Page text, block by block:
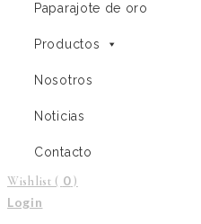
Paparajote de oro
Productos
Nosotros
Noticias
Contacto
Wishlist ( 0)
Login